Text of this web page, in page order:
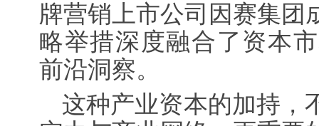
牌营销上市公司因赛集团
略举措深度融合了资本
前沿洞察。
这种产业资本的加持，